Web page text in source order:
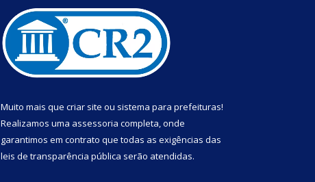
Muito mais que criar site ou sistema para prefeituras!
Realizamos uma assessoria completa, onde
garantimos em contrato que todas as exigências das
leis de transparência pública serão atendidas.